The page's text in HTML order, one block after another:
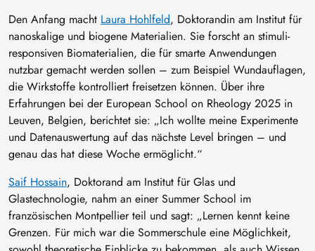
Den Anfang macht Laura Hohlfeld, Doktorandin am Institut für
nanoskalige und biogene Materialien. Sie forscht an stimuli-
responsiven Biomaterialien, die für smarte Anwendungen
nutzbar gemacht werden sollen – zum Beispiel Wundauflagen,
die Wirkstoffe kontrolliert freisetzen können. Über ihre
Erfahrungen bei der European School on Rheology 2025 in
Leuven, Belgien, berichtet sie: „Ich wollte meine Experimente
und Datenauswertung auf das nächste Level bringen – und
genau das hat diese Woche ermöglicht.“
Saif Hossain, Doktorand am Institut für Glas und
Glastechnologie, nahm an einer Summer School im
französischen Montpellier teil und sagt: „Lernen kennt keine
Grenzen. Für mich war die Sommerschule eine Möglichkeit,